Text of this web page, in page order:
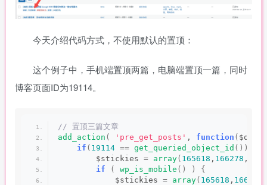
今天介绍代码方式，不使用默认的置顶：
这个例子中，手机端置顶两篇，电脑端置顶一篇，同时
博客页面ID为19114。
// 置顶三篇文章
add_action ( 'pre_get_posts' , function ( $q
if ( 19114 == get_queried_object_id ()){
        $stickies =
array( 165618 , 166278 ,
if
( wp_is_mobile () )
{
            $stickies =
array( 165618 , 166278